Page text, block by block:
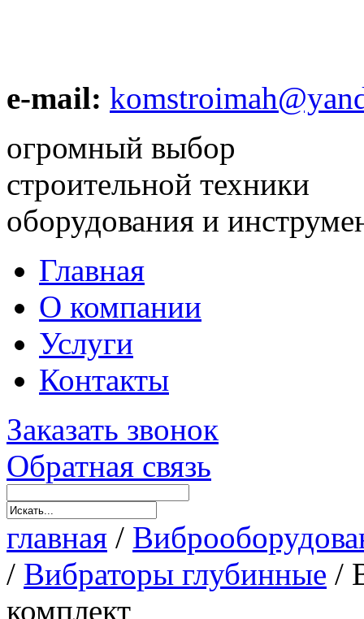
e-mail:
огромный выбор
строительной техники
оборудования и
Главная
О компании
Услуги
Контакты
Заказать звонок
Обратная связь
главная /
/ Вибраторы глубинные /
комплект